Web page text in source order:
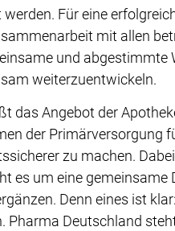
Für eine
mit allen
und abgestimmte
weiterzuentwickeln.
das Angebot der
der Primärversorgung
zu machen.
es um eine gemeinsame
Denn eines ist
Pharma Deutschland